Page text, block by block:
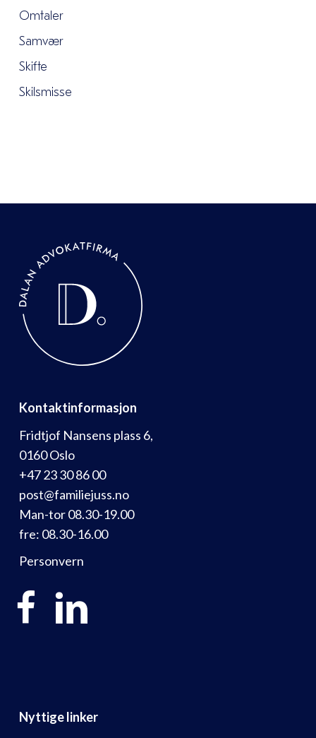
Omtaler
Samvær
Skifte
Skilsmisse
Kontaktinformasjon
Fridtjof Nansens plass 6,
0160 Oslo
+47 23 30 86 00
post@familiejuss.no
Man-tor 08.30-19.00
fre: 08.30-16.00
Personvern
Nyttige linker